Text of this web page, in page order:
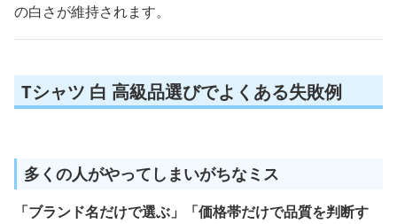
の白さが維持されます。
Tシャツ 白 高級品選びでよくある失敗例
多くの人がやってしまいがちなミス
「ブランド名だけで選ぶ」「価格帯だけで品質を判断す